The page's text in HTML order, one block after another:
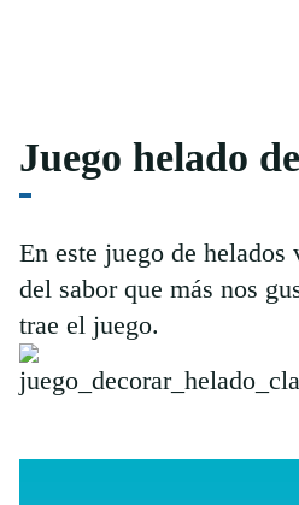
Juego helado
En este juego de
del sabor que más nos
trae el juego.